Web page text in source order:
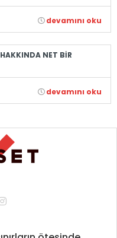
devamını oku
NET BİR
devamını oku